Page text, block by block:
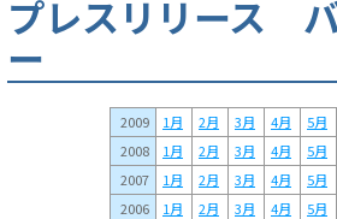
プレスリリース
ー
2009 1月 2月 3月 4月
5月
2008
1月 2月 3月 4月
5月
2007
1月 2月 3月 4月
5月
2006
1月 2月 3月 4月
5月